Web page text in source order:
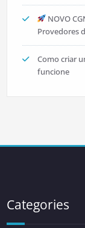
NOVO
Provedores
Como criar
funcione
Categories